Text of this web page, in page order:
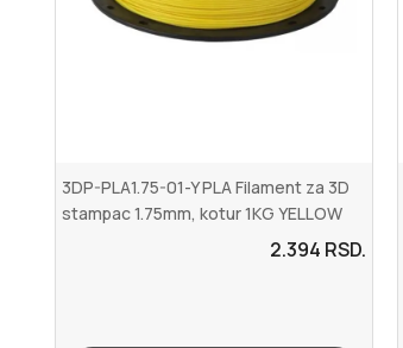
3DP-PLA1.75-01-Y PLA Filament za 3D
stampac 1.75mm, kotur 1KG YELLOW
2.394 RSD.